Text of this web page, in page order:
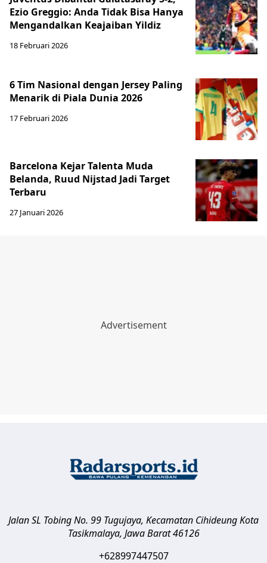
Ezio Greggio: Anda Tidak Bisa Hanya
Mengandalkan Keajaiban Yildiz
18 Februari 2026
6 Tim Nasional dengan Jersey Paling
Menarik di Piala Dunia 2026
17 Februari 2026
Barcelona Kejar Talenta Muda
Belanda, Ruud Nijstad Jadi Target
Terbaru
27 Januari 2026
Jalan SL Tobing No. 99 Tugujaya, Kecamatan CihideungKota
Tasikmalaya, Jawa Barat 46126
+628997447507